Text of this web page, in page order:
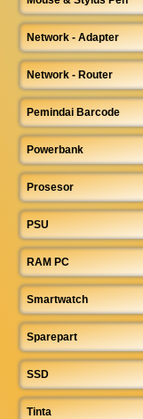
Network - Adapter
Network - Router
Pemindai Barcode
Powerbank
Prosesor
PSU
RAM PC
Smartwatch
Sparepart
SSD
Tinta